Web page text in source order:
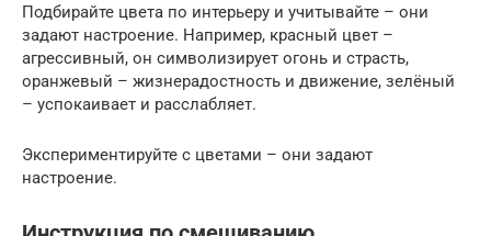
Подбирайте цвета по интерьеру и учитывайте – они
задают настроение. Например, красный цвет –
агрессивный, он символизирует огонь и страсть,
оранжевый – жизнерадостность и движение, зелёный
– успокаивает и расслабляет.
Экспериментируйте с цветами – они задают
настроение.